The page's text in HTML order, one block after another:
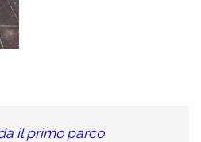
il primo parco